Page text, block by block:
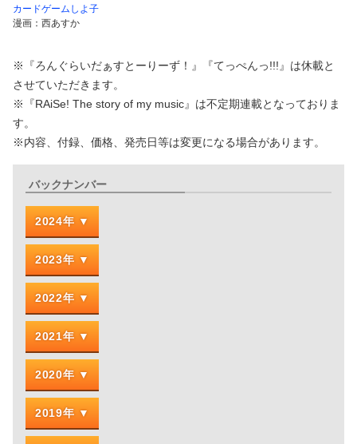
カードゲームしよ子
漫画：西あすか
※『ろんぐらいだぁすとーりーず！』『てっぺんっ!!!』は休載と
させていただきます。
※『RAiSe! The story of my music』は不定期連載となっておりま
す。
※内容、付録、価格、発売日等は変更になる場合があります。
バックナンバー
2024年
2023年
2022年
2021年
2020年
2019年